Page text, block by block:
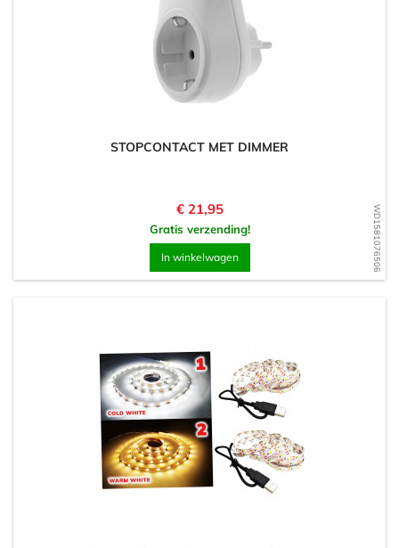
WD1581076506
STOPCONTACT MET DIMMER
Prijs
€ 21,95
Gratis verzending!
In winkelwagen